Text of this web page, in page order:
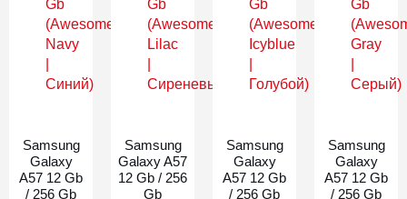
Samsung
Galaxy
A57 12 Gb
/ 256 Gb
Samsung
Galaxy A57
12 Gb / 256
Gb
Samsung
Galaxy
A57 12 Gb
/ 256 Gb
Samsung
Galaxy
A57 12 Gb
/ 256 Gb